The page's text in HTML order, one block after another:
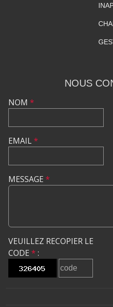
NOUS
NOM *
EMAIL*
MESSAGE *
VEUILLEZ RECOPIER LE
CODE * :